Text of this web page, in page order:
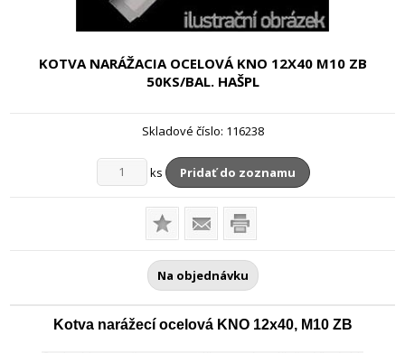
KOTVA NARÁŽACIA OCELOVÁ KNO 12X40 M10 ZB
50KS/BAL. HAŠPL
Skladové číslo: 116238
ks Pridať do zoznamu
Na objednávku
Kotva narážecí ocelová KNO 12x40, M10 ZB